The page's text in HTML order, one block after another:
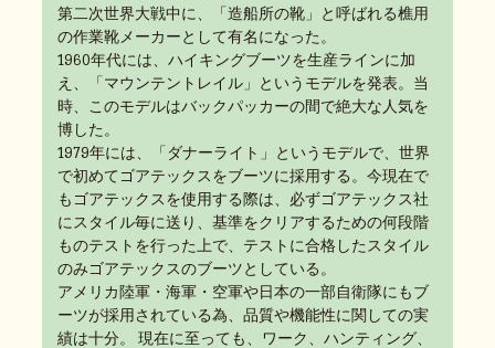
第二次世界大戦中に、「造船所の靴」と呼ばれる樵用
の作業靴メーカーとして有名になった。
1960年代には、ハイキングブーツを生産ラインに加
え、「マウンテントレイル」というモデルを発表。当
時、このモデルはバックパッカーの間で絶大な人気を
博した。
1979年には、「ダナーライト」というモデルで、世界
で初めてゴアテックスをブーツに採用する。今現在で
もゴアテックスを使用する際は、必ずゴアテックス社
にスタイル毎に送り、基準をクリアするための何段階
ものテストを行った上で、テストに合格したスタイル
のみゴアテックスのブーツとしている。
アメリカ陸軍・海軍・空軍や日本の一部自衛隊にもブ
ーツが採用されている為、品質や機能性に関しての実
績は十分。 現在に至っても、ワーク、ハンティング、